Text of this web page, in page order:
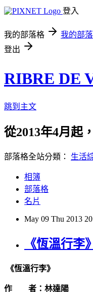
登入
我的部落格 我的部
登出
RIBRE DE
跳到主文
從2013年4月起
部落格全站分類： 生活
相簿
部落格
名片
May 09 Thu 2013
《恆溫行李
《恆溫行李》
作 者：林達陽